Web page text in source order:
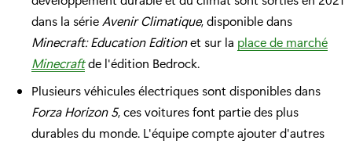
dans la série Avenir Climatique, disponible dans
Minecraft: Education Editionet sur la place de marché
Minecraftde l'édition Bedrock.
Plusieurs véhicules électriques sont disponibles dans
Forza Horizon 5, ces voitures font partie des plus
durables du monde. L'équipe compte ajouter d'autres